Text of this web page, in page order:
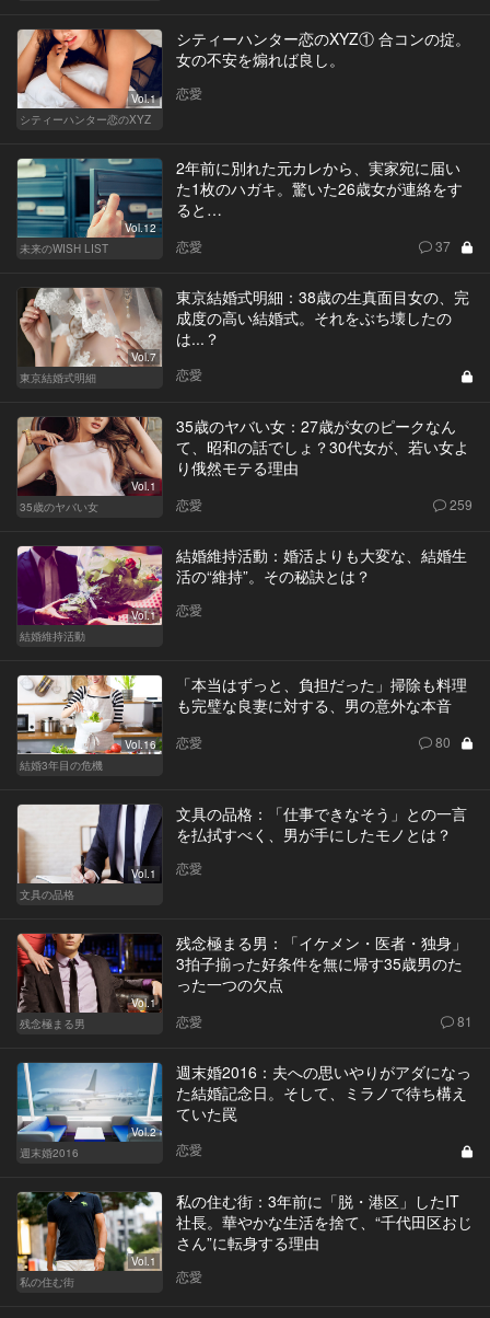
Vol.1
シティーハンター恋のXYZ
シティーハンター恋のXYZ① 合コンの掟。
女の不安を煽れば良し。
恋愛
Vol.12
未来のWISH LIST
2年前に別れた元カレから、実家宛に届い
た1枚のハガキ。驚いた26歳女が連絡をす
ると…
恋愛 37
Vol.7
東京結婚式明細
東京結婚式明細：38歳の生真面目女の、完
成度の高い結婚式。それをぶち壊したの
は...？
恋愛
Vol.1
35歳のヤバい女
35歳のヤバい女：27歳が女のピークなん
て、昭和の話でしょ？30代女が、若い女よ
り俄然モテる理由
恋愛 259
Vol.1
結婚維持活動
結婚維持活動：婚活よりも大変な、結婚生
活の“維持”。その秘訣とは？
恋愛
Vol.16
結婚3年目の危機
「本当はずっと、負担だった」掃除も料理
も完璧な良妻に対する、男の意外な本音
恋愛 80
Vol.1
文具の品格
文具の品格：「仕事できなそう」との一言
を払拭すべく、男が手にしたモノとは？
恋愛
Vol.1
残念極まる男
残念極まる男：「イケメン・医者・独身」
3拍子揃った好条件を無に帰す35歳男のた
った一つの欠点
恋愛 81
Vol.2
週末婚2016
週末婚2016：夫への思いやりがアダになっ
た結婚記念日。そして、ミラノで待ち構え
ていた罠
恋愛
Vol.1
私の住む街
私の住む街：3年前に「脱・港区」したIT
社長。華やかな生活を捨て、“千代田区おじ
さん”に転身する理由
恋愛